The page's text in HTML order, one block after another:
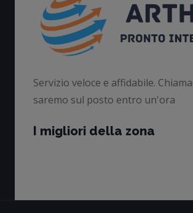
Servizio veloce e affidabile.
saremo sul posto entro un'ora
I migliori della zona